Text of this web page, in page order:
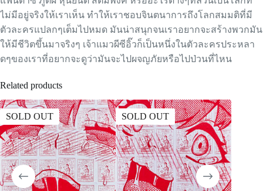
ไม่มีอยู่จริงให้เราเห็น ทำให้เราชอบจินตนาการถึงโลกสมมติที่มี
ตัวละครแปลกๆเต็มไปหมด มันน่าสนุกจนเราอยากจะสร้างพวกมัน
ให้มีชีวิตขึ้นมาจริงๆ เจ้าแมวผีซีอิ๊วก็เป็นหนึ่งในตัวละครประหลา
ดๆของเราที่อยากจะดูว่ามันจะไปผจญภัยหรือไปป่วนที่ไหน
Related products
SOLD OUT SOLD OUT